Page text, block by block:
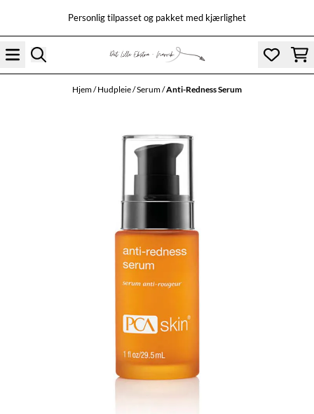
Hopp til innholdPersonlig tilpasset og pakket med kjærlighet
Hjem/Hudpleie/Serum/Anti-Redness Serum